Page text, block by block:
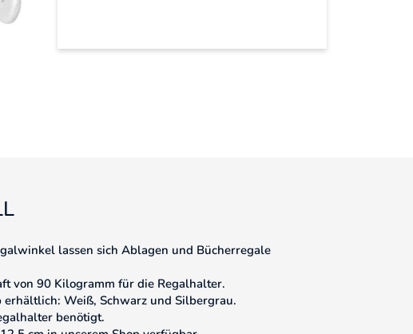
lassen sich Ablagen und Bücherregale
von 90 Kilogramm für die Regalhalter.
Weiß, Schwarz und Silbergrau.
benötigt.